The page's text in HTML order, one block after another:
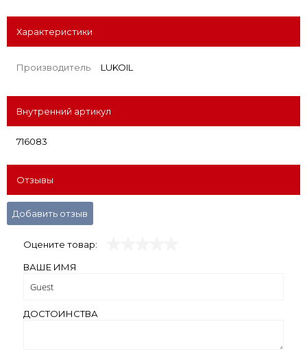
Характеристики
Производитель LUKOIL
Внутренний артикул
716083
Отзывы
Добавить отзыв
Оцените товар:
ВАШЕ ИМЯ
ДОСТОИНСТВА